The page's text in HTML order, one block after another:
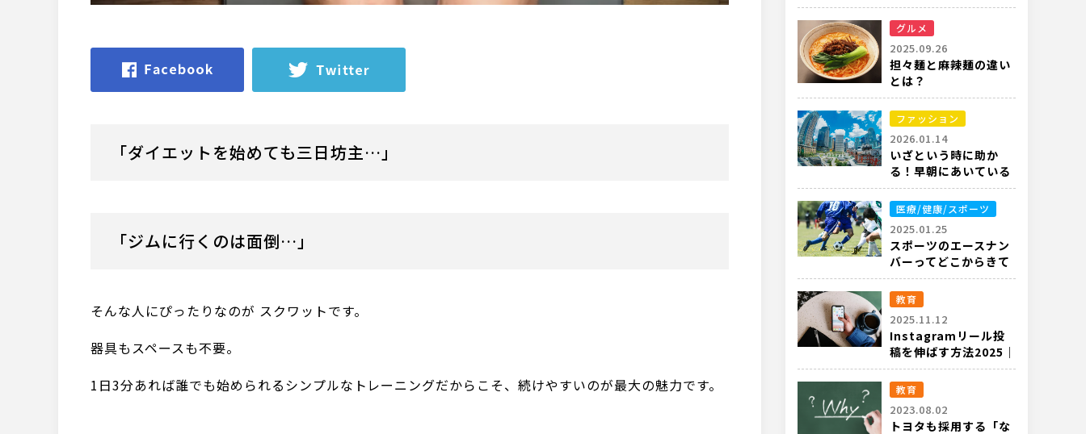
「ダイエットを始めても三日坊主…」
「ジムに行くのは面倒…」
そんな人にぴったりなのが スクワットです。
器具もスペースも不要。
1日3分あれば誰でも始められるシンプルなトレーニングだからこそ、続けやすいのが最大の魅力です。
グルメ
2025.09.26
担々麺と麻辣麺の違い
とは？
ファッション
2026.01.14
いざという時に助か
る！早朝にあいている
都内の衣料品店
医療/健康/スポーツ
2025.01.25
スポーツのエースナン
バーってどこからきて
るの？
教育
2025.11.12
Instagramリール投
稿を伸ばす方法2025｜
最新アルゴリズムと実
践テクニック
教育
2023.08.02
トヨタも採用する「な